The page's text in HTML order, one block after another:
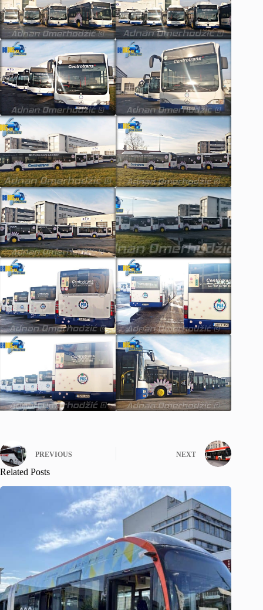
PREVIOUS NEXT
Related Posts